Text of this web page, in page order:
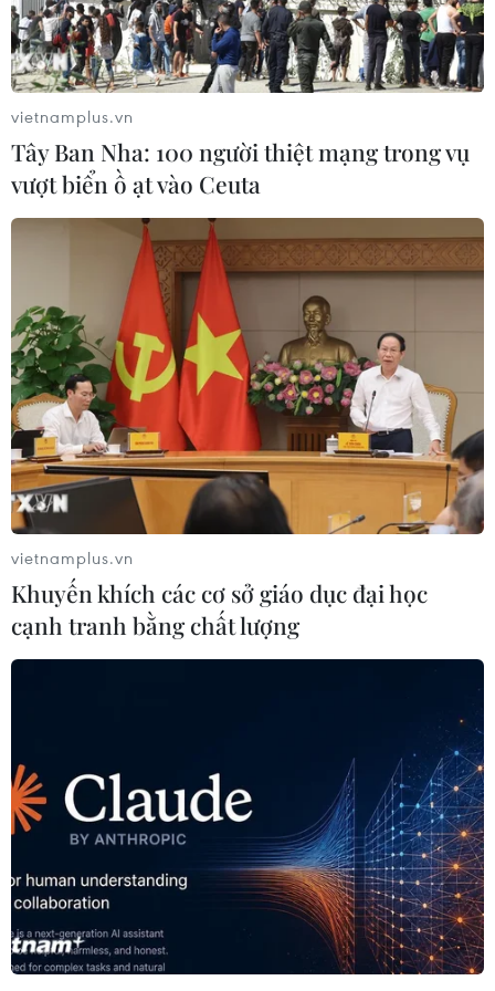
Cảnh sát Hong Kong bắt giữ hơn 80 đối
tượng biểu tình phá hoại
11/11/2019 06:01
Theo thông báo từ cảnh sát, tính đến 23 giờ 30 đêm
10/11 giờ địa phương, cảnh sát đã bắt giữ 88 người vì vi
phạm về quy định đeo mặt nạ, tụ tập và sở hữu vũ khí
trái phép.
Lãnh đạo Hong Kong kêu gọi người biểu
tình chấm dứt hành động bạo lực
vietnamplus.vn
Tây Ban Nha: 100 người thiệt mạng trong vụ
vượt biển ồ ạt vào Ceuta
vietnamplus.vn
Khuyến khích các cơ sở giáo dục đại học
cạnh tranh bằng chất lượng